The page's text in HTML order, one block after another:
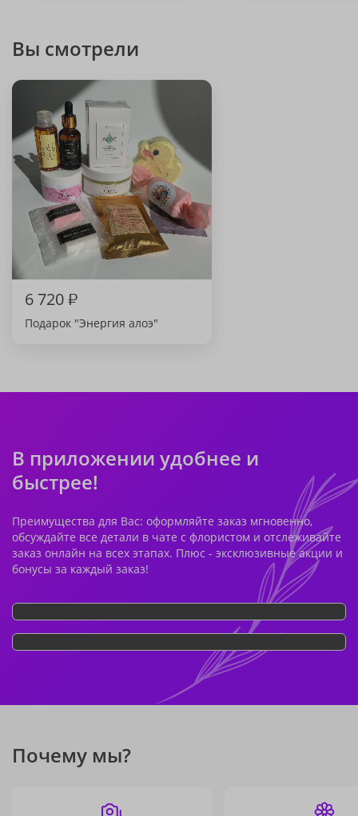
Вы смотрели
6 720₽
Подарок "Энергия алоэ"
В приложении удобнее и
быстрее!
Преимущества для Вас: оформляйте заказ мгновенно,
обсуждайте все детали в чате с флористом и отслеживайте
заказ онлайн на всех этапах. Плюс - эксклюзивные акции и
бонусы за каждый заказ!
Почему мы?